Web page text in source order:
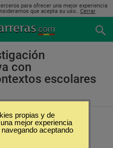
para ofrecer una mejor experiencia
que acepta su uso.. Cerrar
con
escolares
de Vigo
propias y de
mejor experiencia
aceptando